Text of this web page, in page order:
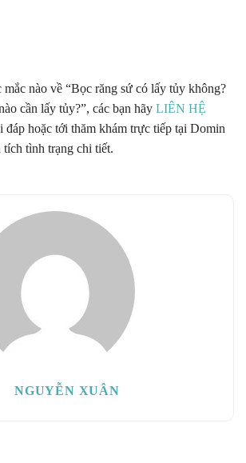
mắc nào về “Bọc răng sứ có lấy tủy không?
cần lấy tủy?”, các bạn hãy LIÊN HỆ
đáp hoặc tới thăm khám trực tiếp tại Domin
tích tình trạng chi tiết.
NGUYỄN XUÂN